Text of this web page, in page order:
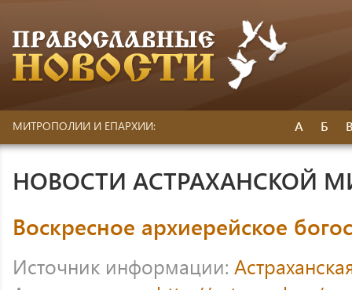
МИТРОПОЛИИ И ЕПАРХИИ: А Б
НОВОСТИ АСТРАХАНСКОЙ
Воскресное архиерейское
Источник информации: